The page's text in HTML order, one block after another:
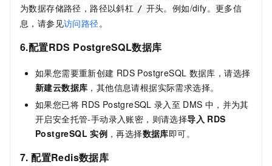
为数据存储路径，路径以斜杠 / 开头。例如/dify。更多信
息，请参见访问路径 。
6.配置RDS PostgreSQL数据库
如果您需要重新创建 RDS PostgreSQL 数据库，请选择
新建云数据库 ，其他信息请根据实际需求选择。
如果您已将 RDS PostgreSQL 录入至 DMS 中，并为其
开启安全托管-手动录入账密，则请选择导入 RDS
PostgreSQL 实例 ，再选择数据库即可。
7. 配置Redis数据库